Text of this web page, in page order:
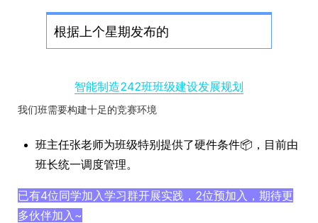
根据上个星期发布的
智能制造242班班级建设发展规划
我们班需要构建十足的竞赛环境
班主任张老师为班级特别提供了硬件条件📦，目前由
班长统一调度管理。
已有4位同学加入学习群开展实践，2位预加入，期待更
多伙伴加入~